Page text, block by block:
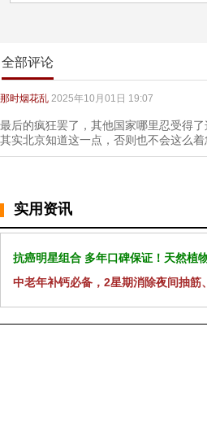
全部评论
那时烟花乱 2025年10月01日 19:07
最后的疯狂罢了，其他国家哪里忍受得
其实北京知道这一点，否则也不会这么着
实用资讯
抗癌明星组合 多年口碑保证！天然植
中老年补钙必备，2星期消除夜间抽